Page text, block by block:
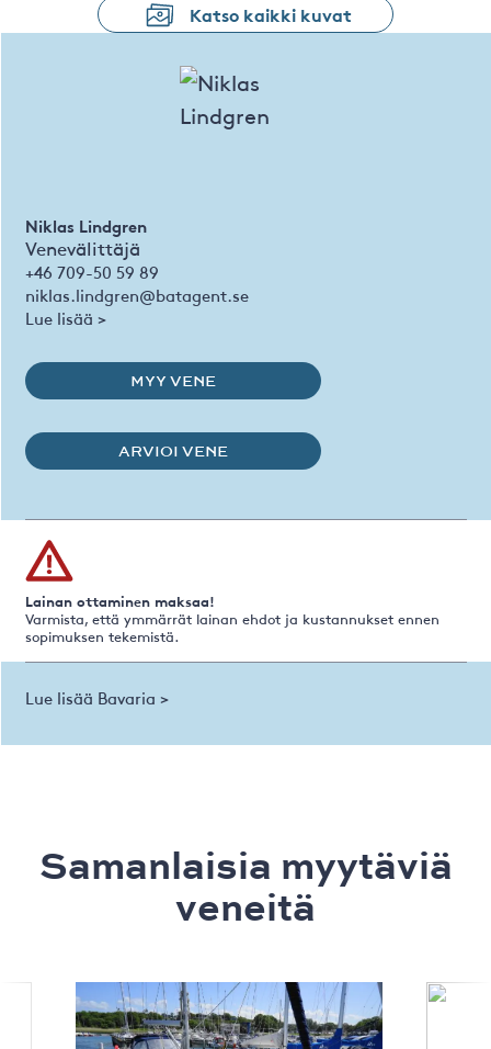
Katso kaikki kuvat
Niklas Lindgren
Venevälittäjä
+46 709-50 59 89
niklas.lindgren@batagent.se
Lue lisää >
MYY VENE
ARVIOI VENE
Lainan ottaminen maksaa!
Varmista, että ymmärrät lainan ehdot ja kustannukset ennen
sopimuksen tekemistä.
Lue lisää Bavaria >
Samanlaisia ​​myytäviä
veneitä